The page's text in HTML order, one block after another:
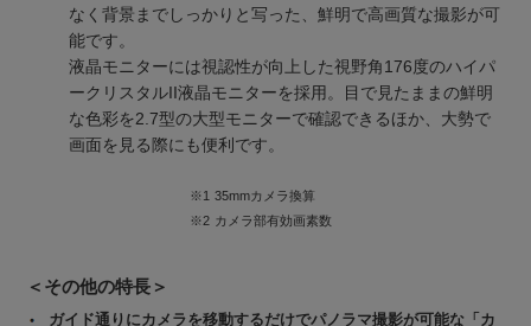
なく背景までしっかりと写った、鮮明で高画質な撮影が可
能です。
液晶モニターには視認性が向上した視野角176度のハイパ
ークリスタルII液晶モニターを採用。目で見たままの鮮明
な色彩を2.7型の大型モニターで確認できるほか、大勢で
画面を見る際にも便利です。
※1 35mmカメラ換算
※2 カメラ部有効画素数
＜その他の特長＞
ガイド通りにカメラを移動するだけでパノラマ撮影が可能な「カ